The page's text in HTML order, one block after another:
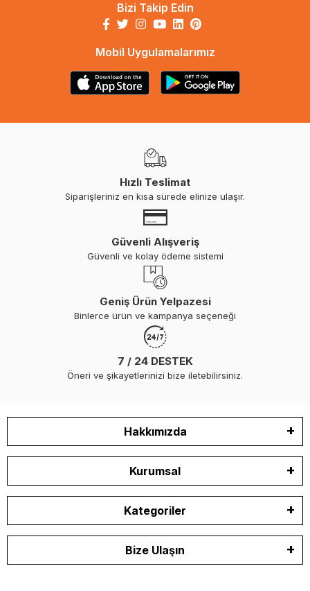
Bizi Takip Edin
Mobil Uygulamalarımız
Hızlı Teslimat
Siparişleriniz en kısa sürede elinize ulaşır.
Güvenli Alışveriş
Güvenli ve kolay ödeme sistemi
Geniş Ürün Yelpazesi
Binlerce ürün ve kampanya seçeneği
7 / 24 DESTEK
Öneri ve şikayetlerinizi bize iletebilirsiniz.
Hakkımızda
Kurumsal
Kategoriler
Bize Ulaşın